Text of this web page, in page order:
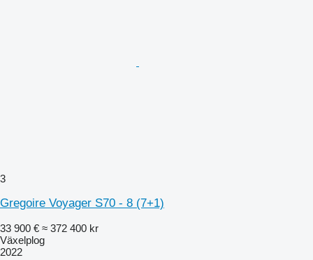
3
Gregoire Voyager S70 - 8 (7+1)
33 900 € ≈ 372 400 kr
Växelplog
2022